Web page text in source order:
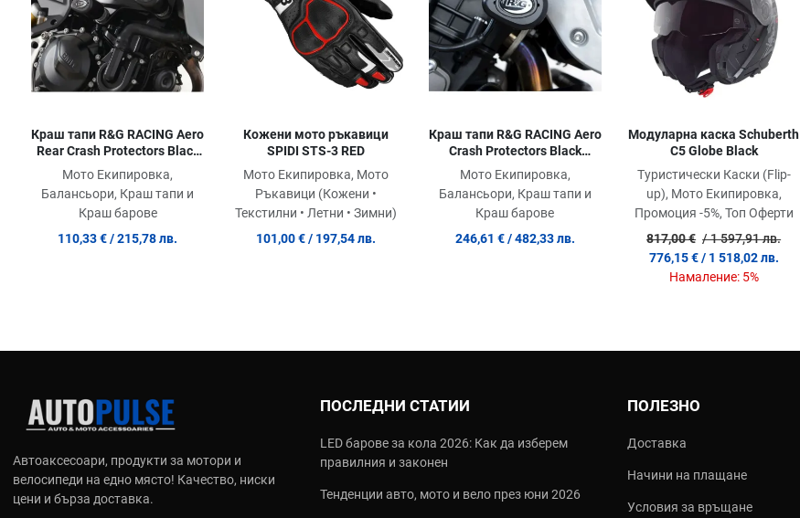
Краш тапи R&G RACING Aero
Rear Crash Protectors Black
BMW F900R 20-24 / XR 20-24
Мото Екипировка,
Балансьори, Краш тапи и
Краш барове
110,33 €/ 215,78 лв.
Кожени мото ръкавици
SPIDI STS-3 RED
Мото Екипировка, Мото
Ръкавици (Кожени •
Текстилни • Летни • Зимни)
101,00 € / 197,54 лв.
Краш тапи R&G RACING Aero
Crash Protectors Black
Triumph Tiger 900
Мото Екипировка,
Балансьори, Краш тапи и
Краш барове
246,61 €/ 482,33 лв.
Модуларна каска Schuberth
C5 Globe Black
Туристически Каски (Flip-
up), Мото Екипировка,
Промоция -5%, Топ Оферти
817,00 € / 1 597,91 лв.
776,15 € / 1 518,02 лв.
Намаление: 5%
Автоаксесоари, продукти за мотори и
велосипеди на едно място! Качество, ниски
цени и бърза доставка.
ПОСЛЕДНИ СТАТИИ
LED барове за кола 2026: Как да изберем
правилния и законен
Тенденции авто, мото и вело през юни 2026
ПОЛЕЗНО
Доставка
Начини на плащане
Условия за връщане